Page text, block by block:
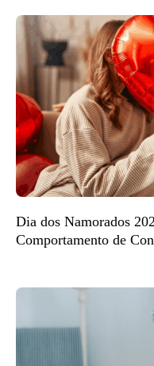
Dia dos Namorados
Comportamento de